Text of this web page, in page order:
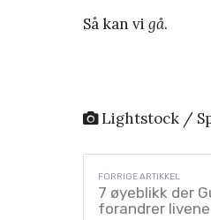
Så kan vi gå.
Lightstock /
7 øyeblikk der
forandrer